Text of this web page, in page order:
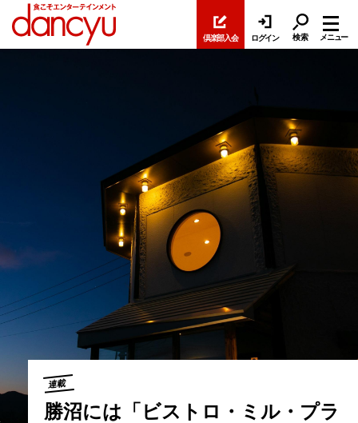
倶楽部入会 ログイン 検索 メニュー
連載
勝沼には「ビストロ・ミル・プラ